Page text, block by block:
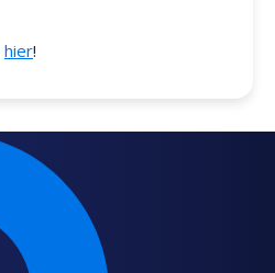
hier!